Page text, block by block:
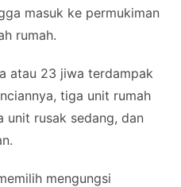
masuk ke permukiman
rumah.
atau 23 jiwa terdampak
tiga unit rumah
unit rusak sedang, dan
mengungsi